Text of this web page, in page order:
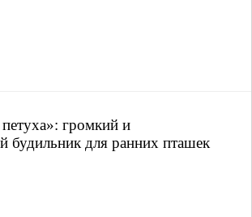
громкий и
будильник для ранних пташек